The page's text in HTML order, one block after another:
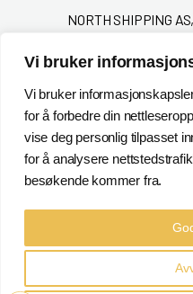
Vi bruker
Vi bruker
for å forbedre din
vise deg personlig tilpasset
for å analysere
besøkende kommer fra.
NORTH SHIPPING
+ 47